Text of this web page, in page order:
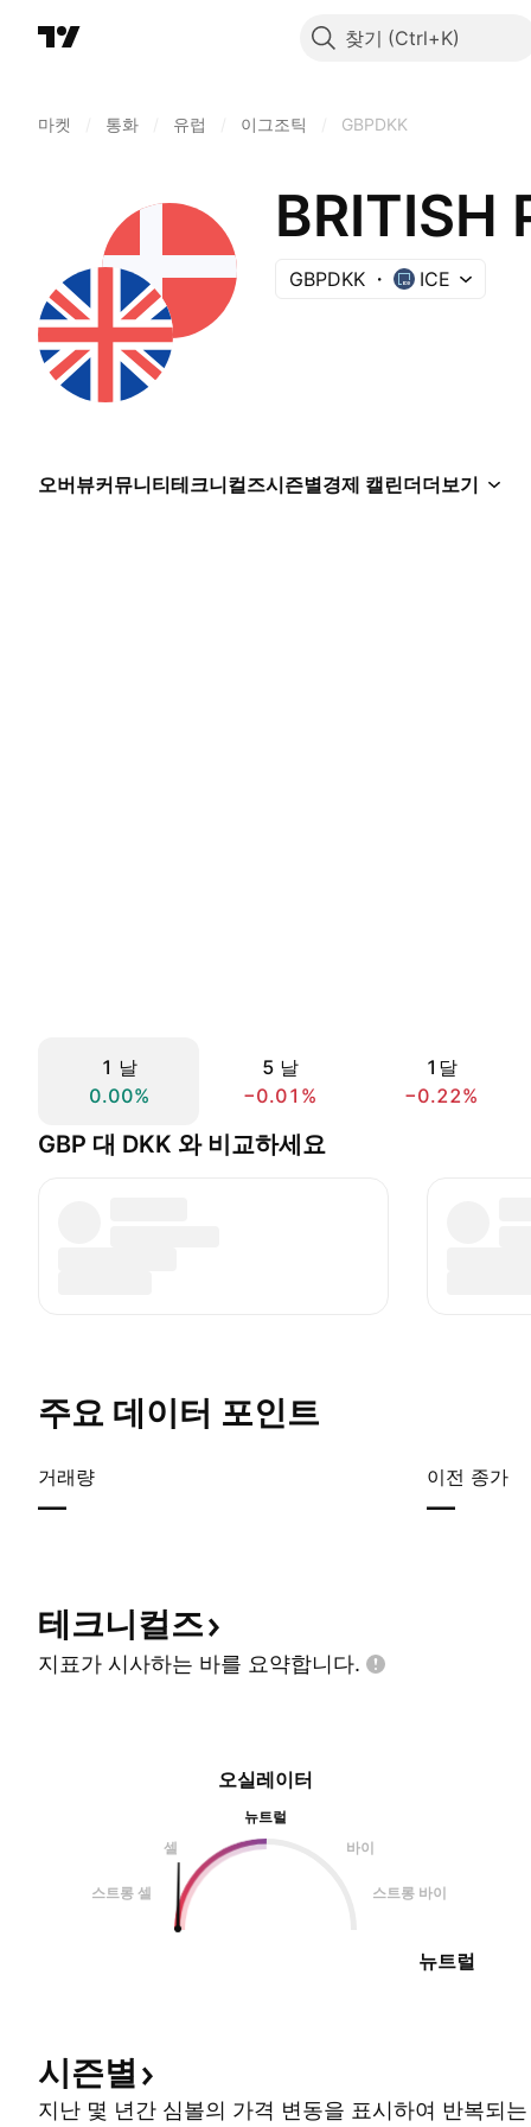
찾기
마켓 통화 유럽 이그조틱 GBPDKK
BRITISH
GBPDKK ICE
오버뷰커뮤니티테크니컬즈시즌별경제 캘린더더보기
1 날
0.00%
5 날
−0.01%
1달
−0.22%
GBP 대 DKK 와 비교하세요
주요 데이터 포인트
거래량
—
이전 종가
—
테크니컬즈
지표가 시사하는 바를 요약합니다.
오실레이터
뉴트럴
셀
바이
스트롱 셀 스트롱 바이
뉴트럴
시즌별
지난 몇 년간 심볼의 가격 변동을 표시하여 반복되